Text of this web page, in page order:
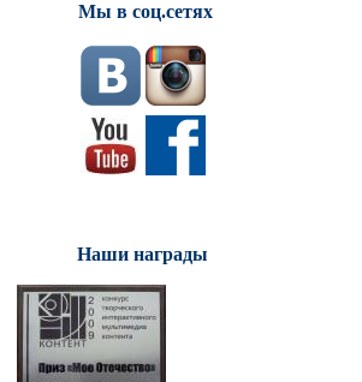
Мы в соц.сетях
Наши награды